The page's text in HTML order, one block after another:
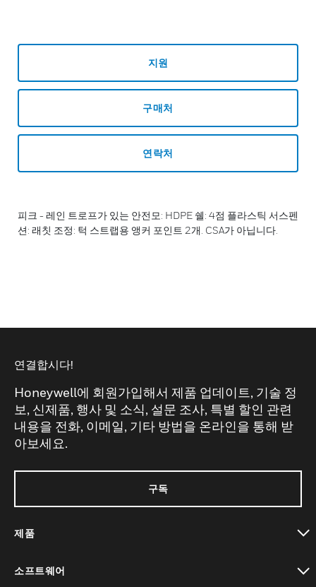
지원
구매처
연락처
피크 - 레인 트로프가 있는 안전모: HDPE 쉘: 4점 플라스틱 서스펜
션: 래칫 조정: 턱 스트랩용 앵커 포인트 2개. CSA가 아닙니다.
연결합시다!
Honeywell에 회원가입해서 제품 업데이트, 기술 정
보, 신제품, 행사 및 소식, 설문 조사, 특별 할인 관련
내용을 전화, 이메일, 기타 방법을 온라인을 통해 받
아보세요.
구독
제품
소프트웨어